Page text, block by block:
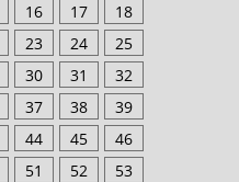
16 17
18
23 24
25
30 31
32
37 38
39
44 45
46
51 52
53